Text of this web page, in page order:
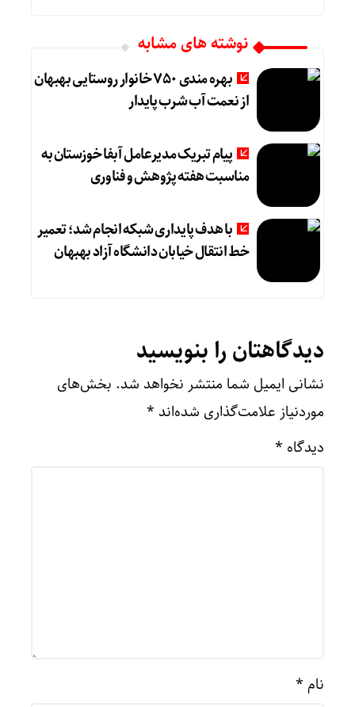
نوشته های مشابه
بهره مندی ۷۵۰ خانوار روستایی بهبهان
از نعمت آب شرب پایدار
پیام تبریک مدیرعامل آبفا خوزستان به
مناسبت هفته پژوهش و فناوری
با هدف پایداری شبکه انجام شد؛ تعمیر
خط انتقال خیابان دانشگاه آزاد بهبهان
دیدگاهتان را بنویسید
نشانی ایمیل شما منتشر نخواهد شد. بخش‌های
موردنیاز علامت‌گذاری شده‌اند *
دیدگاه *
نام *